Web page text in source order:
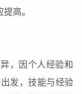
高。
，因个人经验和
发，技能与经验